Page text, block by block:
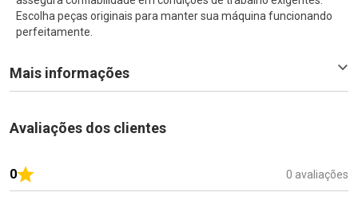
Escolha peças originais para manter sua máquina funcionando
perfeitamente.
Mais informações
Avaliações dos clientes
0 0 avaliações